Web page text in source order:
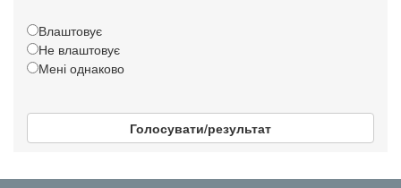
Влаштовує
Не влаштовує
Мені однаково
Голосувати/результат